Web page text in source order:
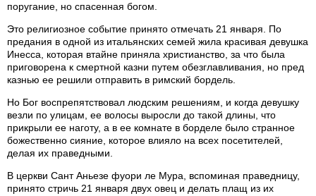
поругание, но спасенная богом.
Это религиозное событие принято отмечать 21 января. По
предания в одной из итальянских семей жила красивая девушка
Инесса, которая втайне приняла христианство, за что была
приговорена к смертной казни путем обезглавливания, но пред
казнью ее решили отправить в римский бордель.
Но Бог воспрепятствовал людским решениям, и когда девушку
везли по улицам, ее волосы выросли до такой длины, что
прикрыли ее наготу, а в ее комнате в борделе было странное
божественно сияние, которое влияло на всех посетителей,
делая их праведными.
В церкви Сант Аньезе фуори ле Мура, вспоминая праведницу,
принято стричь 21 января двух овец и делать плащ из их